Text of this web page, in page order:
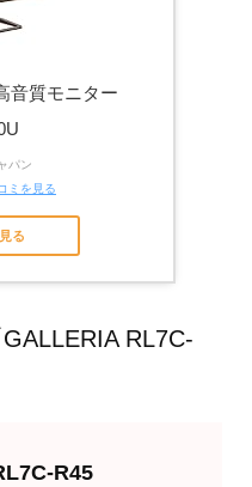
音質モニター
パン
ミを見る
る
RL7C-
R45